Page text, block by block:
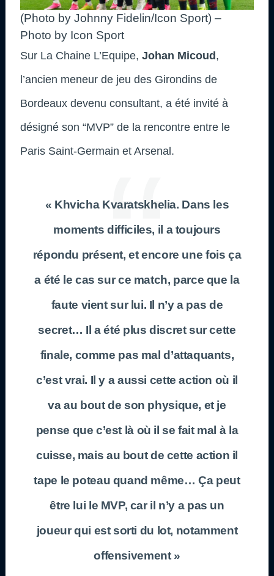
(Photo by Johnny Fidelin/Icon Sport) –
Photo by Icon Sport
Sur La Chaine L’Equipe, Johan Micoud,
l’ancien meneur de jeu des Girondins de
Bordeaux devenu consultant, a été invité à
désigné son “MVP” de la rencontre entre le
Paris Saint-Germain et Arsenal.
« Khvicha Kvaratskhelia. Dans les
moments difficiles, il a toujours
répondu présent, et encore une fois ça
a été le cas sur ce match, parce que la
faute vient sur lui. Il n’y a pas de
secret… Il a été plus discret sur cette
finale, comme pas mal d’attaquants,
c’est vrai. Il y a aussi cette action où il
va au bout de son physique, et je
pense que c’est là où il se fait mal à la
cuisse, mais au bout de cette action il
tape le poteau quand même… Ça peut
être lui le MVP, car il n’y a pas un
joueur qui est sorti du lot, notamment
offensivement »